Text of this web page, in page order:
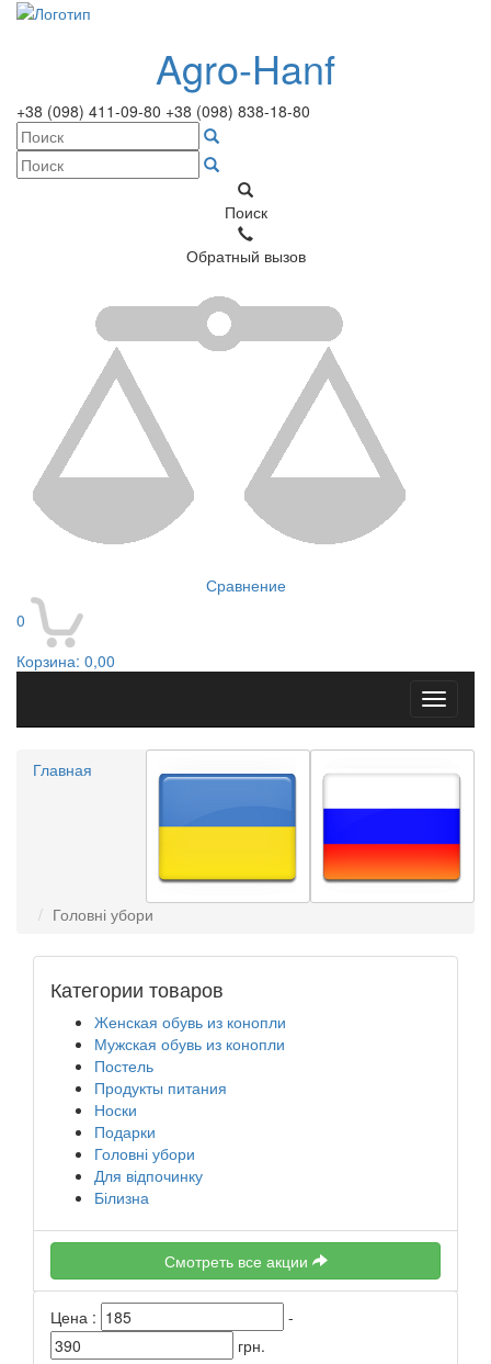
Agro-Hanf
+38 (098) 411-09-80 +38 (098) 838-18-80
Поиск
Обратный вызов
Сравнение
0
Корзина: 0,00
Toggle
Главная
Головні убори
Категории товаров
Женская обувь из конопли
Мужская обувь из конопли
Постель
Продукты питания
Носки
Подарки
Головні убори
Для відпочинку
Білизна
Смотреть все акции
Цена :
-
грн.